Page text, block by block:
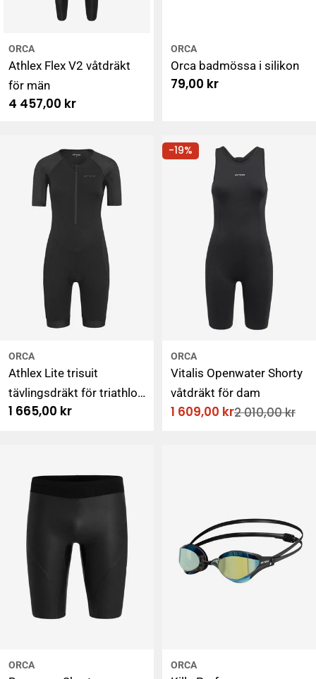
ORCA
Athlex Flex V2 våtdräkt
för män
Ordinarie
4 457,00 kr
ORCA
Orca badmössa i silikon
Ordinarie
79,00 kr
ORCA
Athlex Lite trisuit
tävlingsdräkt för triathlon
för dam, svart
Ordinarie
1 665,00 kr
-19%
ORCA
Vitalis Openwater Shorty
våtdräkt för dam
Rabatterat
1 609,00 kr
Ordinarie 2 010,00 kr
ORCA ORCA